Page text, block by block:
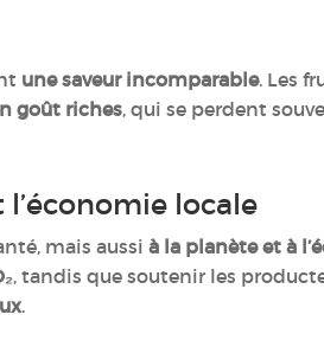
une saveur incomparable. Les
goût riches, qui se perdent
locale
mais aussi à la planète et à
, tandis que soutenir les
.